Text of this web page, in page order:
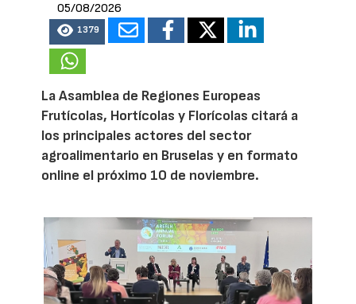
05/08/2026
1379
La Asamblea de Regiones Europeas
Frutícolas, Hortícolas y Florícolas citará a
los principales actores del sector
agroalimentario en Bruselas y en formato
online el próximo 10 de noviembre.